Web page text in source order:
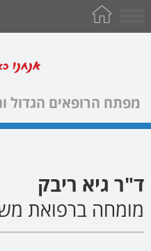
אנחנו
מפתח הרופאים הגדול
ד"ר גיא ריבק
מומחה ברפואת